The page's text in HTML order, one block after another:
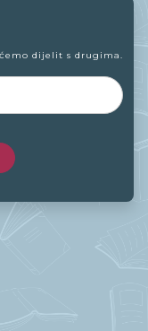
dijelit s drugima.